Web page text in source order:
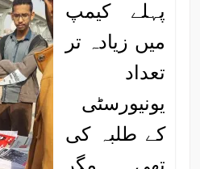
پہلے کیمپ
میں زیادہ تر
تعداد
یونیورسٹی
کے طلبہ کی